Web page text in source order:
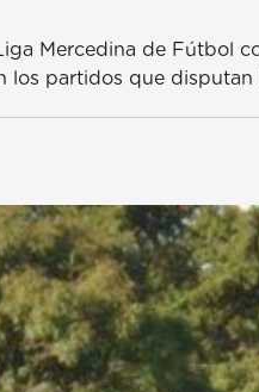
Mercedina de Fútbol
los partidos que